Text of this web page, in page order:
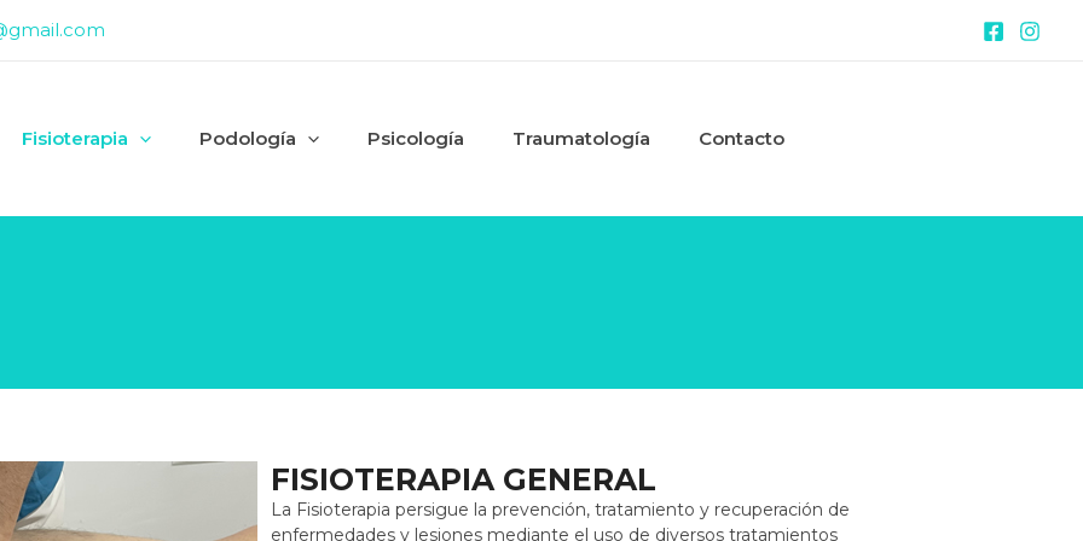
Fisioterapia Podología Psicología Traumatología Contacto
FISIOTERAPIA GENERAL
La Fisioterapia persigue la prevención, tratamiento y recuperación de
enfermedades y lesiones mediante el uso de diversos tratamientos